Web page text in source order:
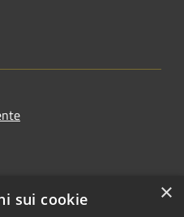
×
sui cookie